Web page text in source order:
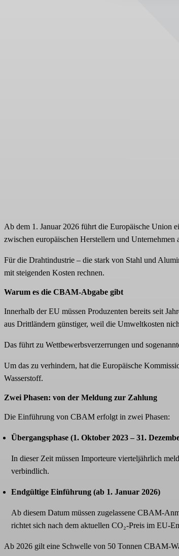
Ab dem 1. Januar 2026 führt die Europäische
zwischen europäischen Herstellern und Unternehmen
Für die Drahtindustrie – die stark von Stahl und
mit steigenden Kosten rechnen.
Warum es die CBAM-Abgabe gibt
Innerhalb der EU müssen Produzenten bereits seit
aus Drittländern günstiger, weil die Umweltkosten
Das führt zu Wettbewerbsverzerrungen und
Um das zu verhindern, hat die Europäische
Wasserstoff.
Zwei Phasen: von der Meldung zur Zahlung
Die Einführung von CBAM erfolgt in zwei Phasen:
Übergangsphase (1. Oktober 2023 – 31.
In dieser Zeit müssen Importeure vierteljährlich
verbindlich.
Endgültige Einführung (ab 1. Januar 2026)
Ab diesem Datum müssen zugelassene CBAM-
richtet sich nach dem aktuellen CO₂-Preis im EU-
Ab 2026 gilt eine Schwelle von 50 Tonnen CBAM-